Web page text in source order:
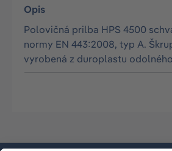
Opis
Polovičná prilba HPS 4500
normy EN 443:2008, typ A.
vyrobená z duroplastu